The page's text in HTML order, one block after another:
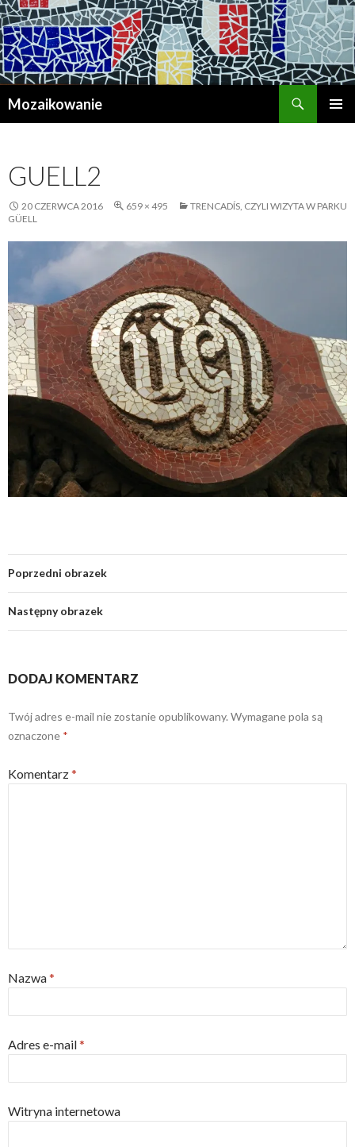
Mozaikowanie
GUELL2
20 CZERWCA 2016 659 × 495
TRENCADÍS, CZYLI WIZYTA W PARKU
GÜELL
Poprzedni obrazek
Następny obrazek
DODAJ KOMENTARZ
Twój adres e-mail nie zostanie opublikowany. Wymagane pola są
oznaczone *
Komentarz*
Nazwa*
Adres e-mail*
Witryna internetowa